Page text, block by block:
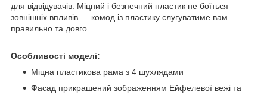
для відвідувачів. Міцний і безпечний пластик не боїться
зовнішніх впливів — комод із пластику слугуватиме вам
правильно та довго.
Особливості моделі:
Міцна пластикова рама з 4 шухлядами
Фасад прикрашений зображенням Ейфелевої вежі та